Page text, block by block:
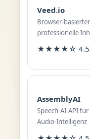
Veed.io
Browser-
professionelle
★★★★☆
AssemblyAI
Speech-AI-API
Audio-Intelligenz